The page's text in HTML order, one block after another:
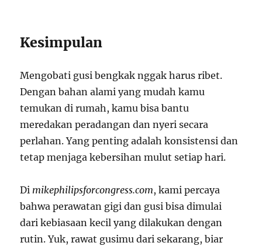
Kesimpulan
Mengobati gusi bengkak nggak harus ribet.
Dengan bahan alami yang mudah kamu
temukan di rumah, kamu bisa bantu
meredakan peradangan dan nyeri secara
perlahan. Yang penting adalah konsistensi dan
tetap menjaga kebersihan mulut setiap hari.
Di mikephilipsforcongress.com, kami percaya
bahwa perawatan gigi dan gusi bisa dimulai
dari kebiasaan kecil yang dilakukan dengan
rutin. Yuk, rawat gusimu dari sekarang, biar